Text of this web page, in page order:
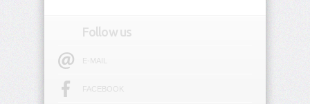
liquid
Calc
Follow us
E-MAIL
FACEBOOK